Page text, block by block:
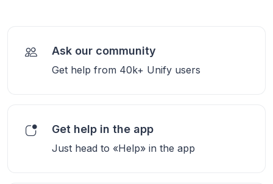
Ask our community
Get help from 40k+ Unify users
Get help in the app
Just head to «Help» in the app